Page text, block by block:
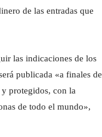
de las entradas que
las indicaciones de los
publicada «a finales de
protegidos, con la
de todo el mundo»,